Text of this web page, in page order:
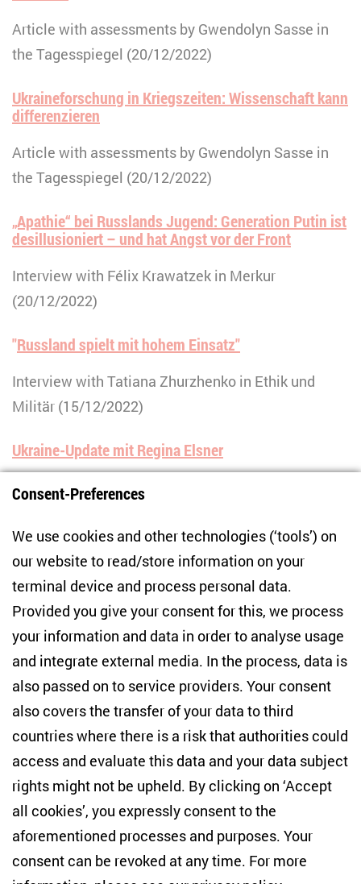
Article with assessments by Gwendolyn Sasse in
the Tagesspiegel (20/12/2022)
Ukraineforschung in Kriegszeiten: Wissenschaft kann
differenzieren
Article with assessments by Gwendolyn Sasse in
the Tagesspiegel (20/12/2022)
„Apathie“ bei Russlands Jugend: Generation Putin ist
desillusioniert – und hat Angst vor der Front
Interview with Félix Krawatzek in Merkur
(20/12/2022)
"Russland spielt mit hohem Einsatz"
Interview with Tatiana Zhurzhenko in Ethik und
Militär (15/12/2022)
Ukraine-Update mit Regina Elsner
Talk with Regina Elnser on the WTF?! podcast
„Man läuft Gefahr, das Augenmaß zu verlieren“
Interview with Regina Elsner for the German online
publication Die Eule (08/12/2022)
Ukraine war: Poland welcomed refugees with open
arms at first, but survey shows relations are
becoming more strained
Contribution by Félix Krawatzek and Piotr Goldstein
for the Conversation (07/12/2022)
The Risks of Negotiating an End to the War in Ukraine
Guest contribution by Gwendolyn Sasse for the blog
"Judy Dempsey's Strategic Europe" at Carnegie
Consent-Preferences
We use cookies and other technologies (‘tools’) on
our website to read/store information on your
terminal device and process personal data.
Provided you give your consent for this, we process
your information and data in order to analyse usage
and integrate external media. In the process, data is
also passed on to service providers. Your consent
also covers the transfer of your data to third
countries where there is a risk that authorities could
access and evaluate this data and your data subject
rights might not be upheld. By clicking on ‘Accept
all cookies’, you expressly consent to the
aforementioned processes and purposes. Your
consent can be revoked at any time. For more